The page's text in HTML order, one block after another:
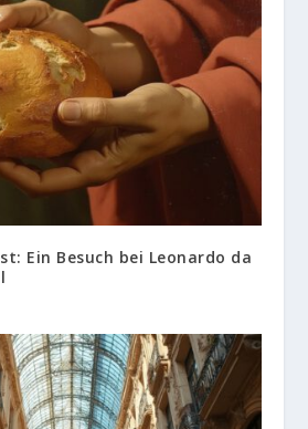
Ein Besuch bei Leonardo da